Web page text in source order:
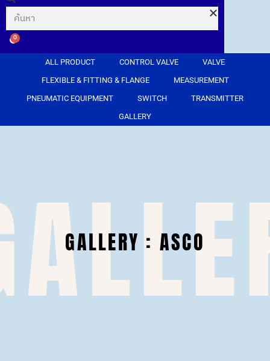
0
ALL PRODUCT CONTROL VALVE
VALVE
FLEXIBLE & FITTING & FLANGE
MEASUREMENT
PNEUMATIC EQUIPMENT
SWITCH
TRANSMITTER
GALLERY
GALLERY : ASCO